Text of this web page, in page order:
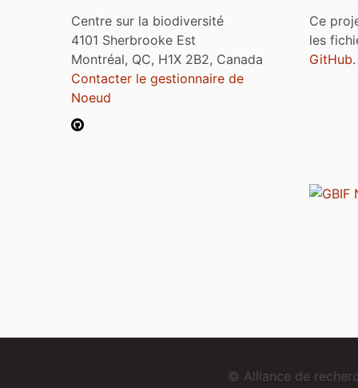
Centre sur la biodiversité
4101 Sherbrooke Est
Montréal, QC, H1X 2B2, Canada
Contacter le gestionnaire de
Noeud
Ce
les
GitHub.
© Alliance de